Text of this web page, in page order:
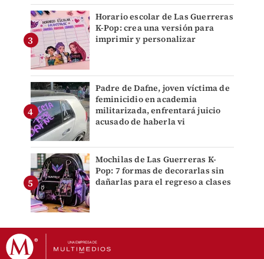
Horario escolar de Las Guerreras
K-Pop: crea una versión para
imprimir y personalizar
Padre de Dafne, joven víctima de
feminicidio en academia
militarizada, enfrentará juicio
acusado de haberla vi
Mochilas de Las Guerreras K-
Pop: 7 formas de decorarlas sin
dañarlas para el regreso a clases